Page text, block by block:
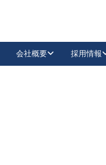
会社概要 採用情報